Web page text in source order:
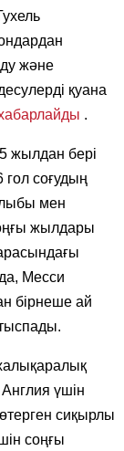
және
қуана
.
жылдан бері
гол соғудың
мен
жылдары
Месси
бірнеше ай
үшін
сиқырлы
соңғы